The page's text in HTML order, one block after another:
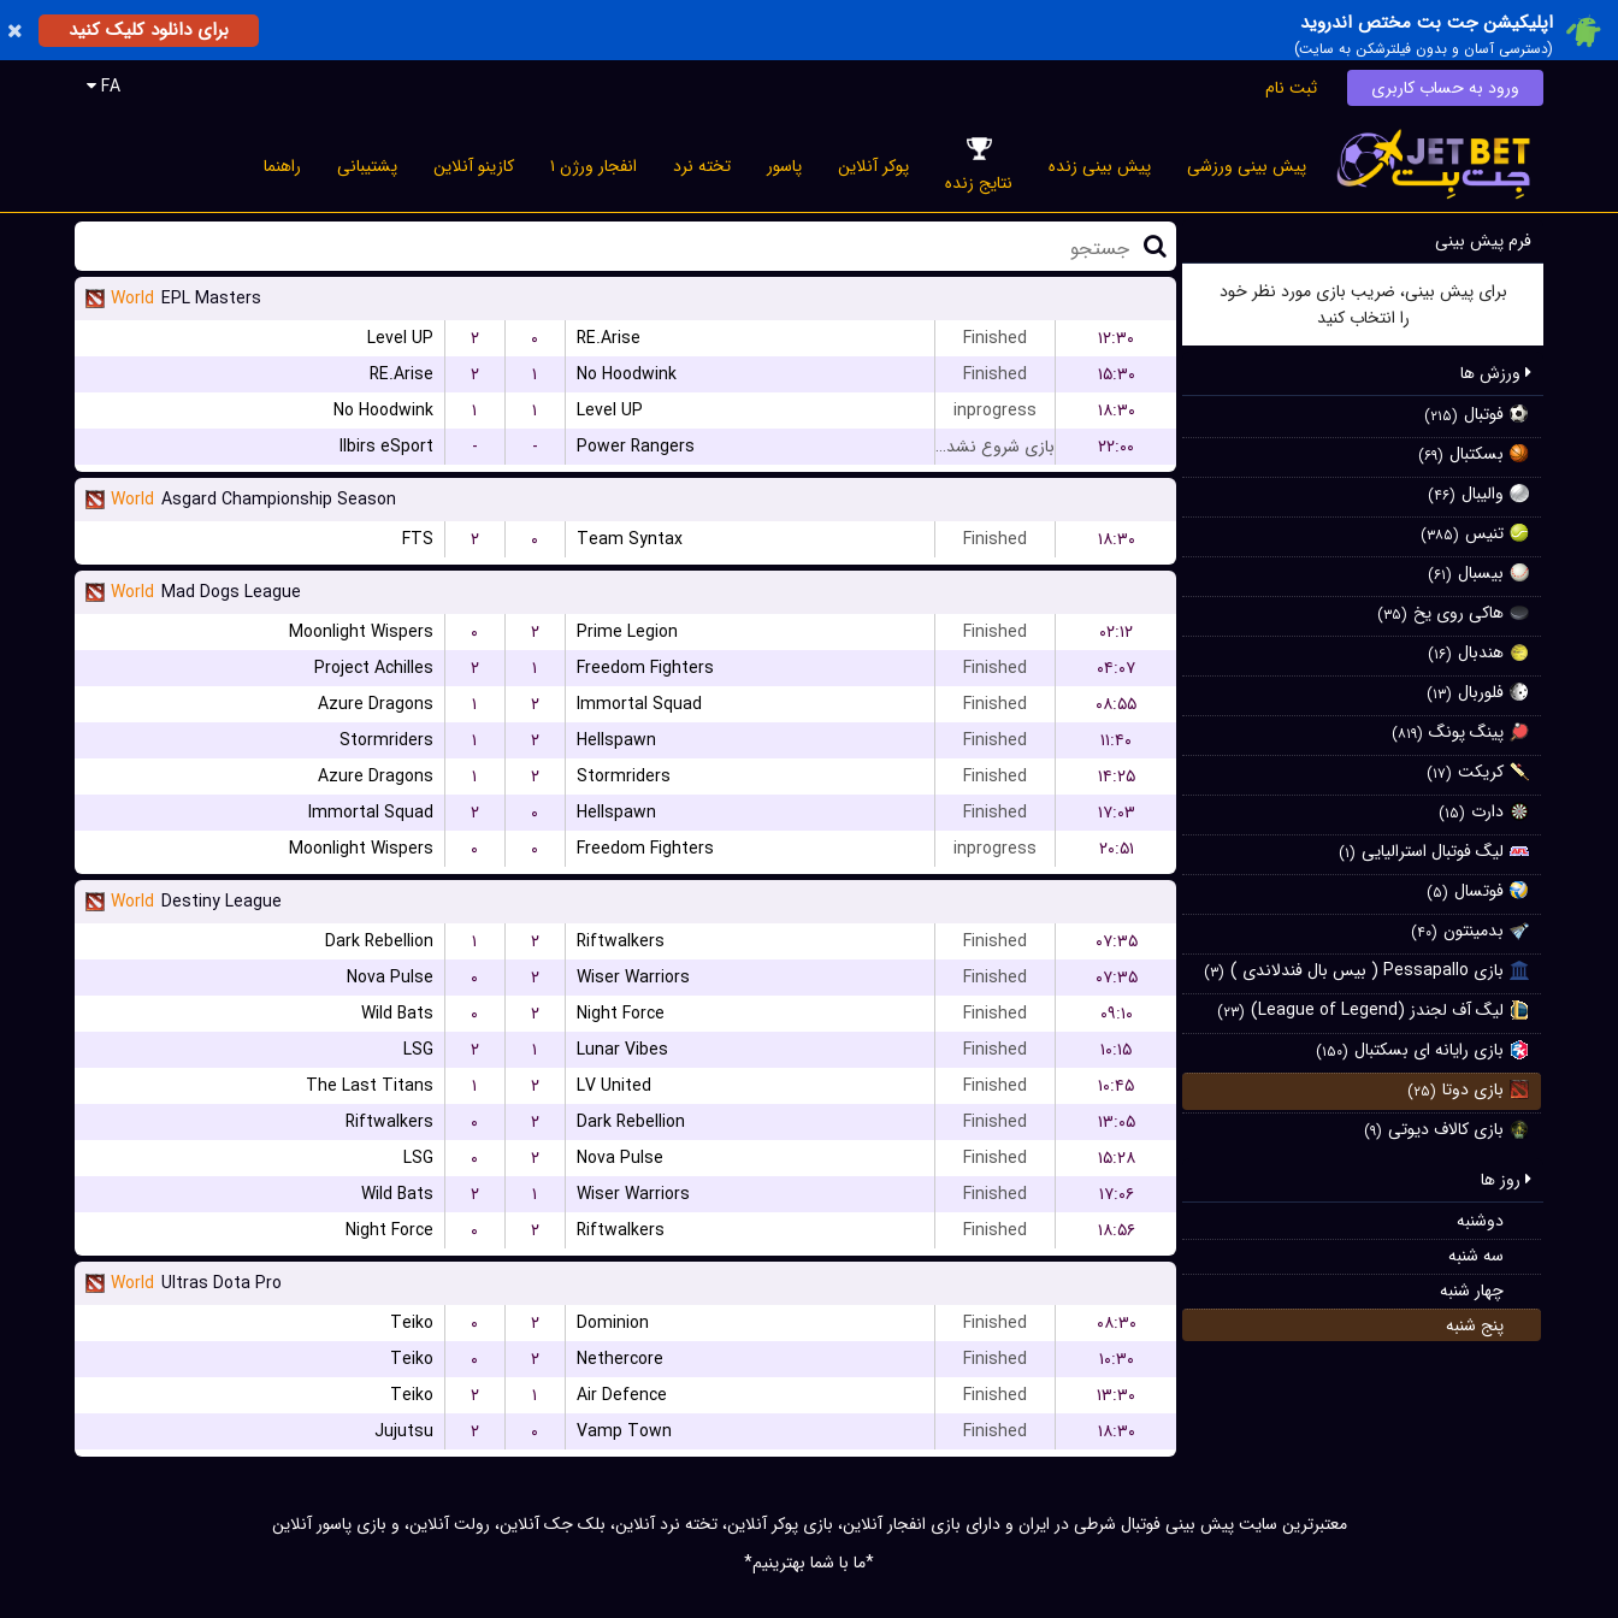
اپلیکیشن جت بت مختص اندروید
(دسترسی آسان و بدون فیلترشکن به سایت)
برای دانلود کلیک کنید
FA ورود به حساب کاربری ثبت نام
پیش بینی ورزشی پیش بینی زنده
نتایج زنده
پوکر آنلاین پاسور تخته نرد انفجار ورژن ۱ کازینو آنلاین پشتیبانی راهنما
فرم پیش بینی
برای پیش بینی، ضریب بازی مورد نظر خود
را انتخاب کنید
ورزش ها
فوتبال (۲۱۵)
بسکتبال (۶۹)
والیبال (۴۶)
تنیس (۳۸۵)
بیسبال (۶۱)
هاکی روی یخ (۳۵)
هندبال (۱۶)
فلوربال (۱۳)
پینگ پونگ (۸۱۹)
کریکت (۱۷)
دارت (۱۵)
لیگ فوتبال استرالیایی (۱)
فوتسال (۵)
بدمینتون (۴۰)
بازی Pessapallo ( بیس بال فندلاندی ) (۳)
لیگ آف لجندز (League of Legend) (۲۳)
بازی رایانه ای بسکتبال (۱۵۰)
بازی دوتا (۲۵)
بازی کالاف دیوتی (۹)
روز ها
دوشنبه
سه شنبه
چهار شنبه
پنج شنبه
World EPL Masters
Level UP
۲ ۰ RE.Arise Finished
۱۲:۳۰
RE.Arise
۲ ۱ No Hoodwink Finished
۱۵:۳۰
No Hoodwink
۱ ۱ Level UP inprogress
۱۸:۳۰
Ilbirs eSport
- - Power Rangers بازی شروع نشده است
۲۲:۰۰
World Asgard Championship Season
FTS
۲ ۰ Team Syntax Finished
۱۸:۳۰
World Mad Dogs League
Moonlight Wispers
۰ ۲ Prime Legion Finished
۰۲:۱۲
Project Achilles
۲ ۱ Freedom Fighters Finished
۰۴:۰۷
Azure Dragons
۱ ۲ Immortal Squad Finished
۰۸:۵۵
Stormriders
۱ ۲ Hellspawn Finished
۱۱:۴۰
Azure Dragons
۱ ۲ Stormriders Finished
۱۴:۲۵
Immortal Squad
۲ ۰ Hellspawn Finished
۱۷:۰۳
Moonlight Wispers
۰ ۰ Freedom Fighters inprogress
۲۰:۵۱
World Destiny League
Dark Rebellion
۱ ۲ Riftwalkers Finished
۰۷:۳۵
Nova Pulse
۰ ۲ Wiser Warriors Finished
۰۷:۳۵
Wild Bats
۰ ۲ Night Force Finished
۰۹:۱۰
LSG
۲ ۱ Lunar Vibes Finished
۱۰:۱۵
The Last Titans
۱ ۲ LV United Finished
۱۰:۴۵
Riftwalkers
۰ ۲ Dark Rebellion Finished
۱۳:۰۵
LSG
۰ ۲ Nova Pulse Finished
۱۵:۲۸
Wild Bats
۲ ۱ Wiser Warriors Finished
۱۷:۰۶
Night Force
۰ ۲ Riftwalkers Finished
۱۸:۵۶
World Ultras Dota Pro
Teiko
۰ ۲ Dominion Finished
۰۸:۳۰
Teiko
۰ ۲ Nethercore Finished
۱۰:۳۰
Teiko
۲ ۱ Air Defence Finished
۱۳:۳۰
Jujutsu
۲ ۰ Vamp Town Finished ۱۸:۳۰
معتبر‌ترین سایت پیش بینی‌ فوتبال شرطی در ایران و دارای بازی انفجار آنلاین، بازی پوکر آنلاین، تخته نرد آنلاین، بلک جک آنلاین، رولت آنلاین، و بازی پاسور آنلاین
*ما با شما بهترینیم*